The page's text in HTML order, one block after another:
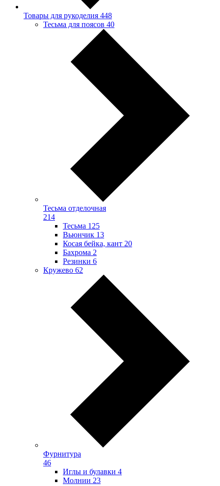
Товары для рукоделия 448
Тесьма для поясов 40
Тесьма отделочная
214
Тесьма 125
Вьюнчик 13
Косая бейка, кант 20
Бахрома 2
Резинки 6
Кружево 62
Фурнитура
46
Иглы и булавки 4
Молнии 23